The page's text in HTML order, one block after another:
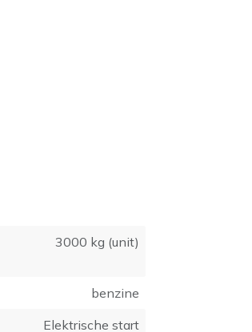
3000 kg (unit)
benzine
Elektrische start